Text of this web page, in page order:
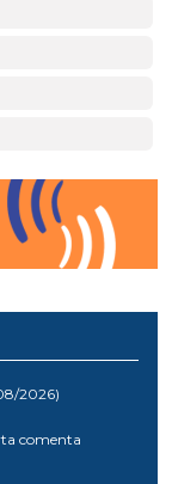
2026)
comenta